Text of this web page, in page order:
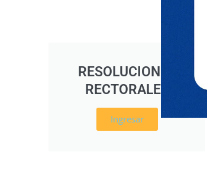
RESOLUCIONES
RECTORALES
Ingresar